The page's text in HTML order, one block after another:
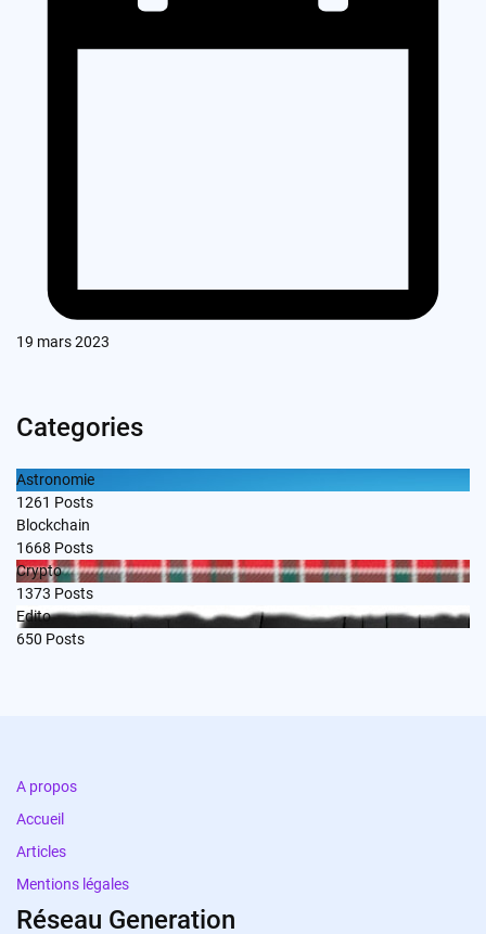
19 mars 2023
Categories
Astronomie
1261 Posts
Blockchain
1668 Posts
Crypto
1373 Posts
Edito
650 Posts
A propos
Accueil
Articles
Mentions légales
Réseau Generation